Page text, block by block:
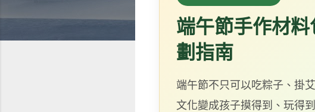
端午節手作材
劃指南
端午節不只可以吃粽子、掛
文化變成孩子摸得到、玩得